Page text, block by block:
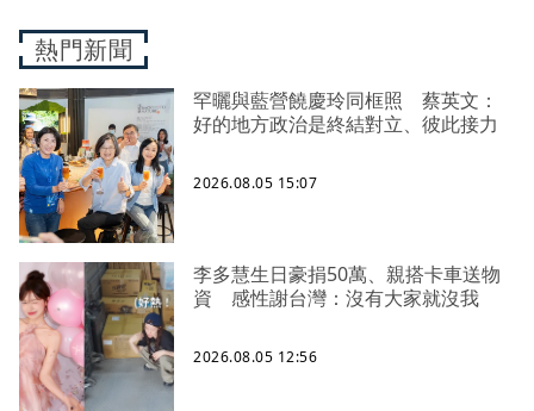
熱門新聞
罕曬與藍營饒慶玲同框照 蔡英文：
好的地方政治是終結對立、彼此接力
2026.08.05 15:07
李多慧生日豪捐50萬、親搭卡車送物
資 感性謝台灣：沒有大家就沒我
2026.08.05 12:56